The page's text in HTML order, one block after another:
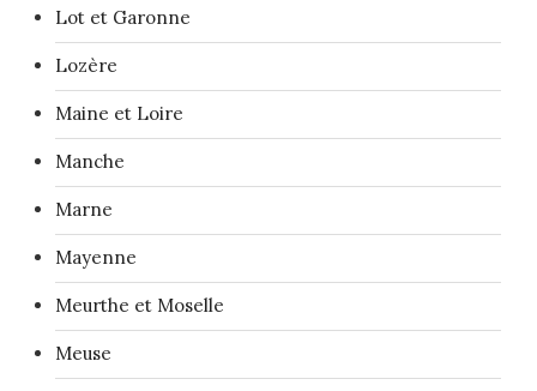
Lot et Garonne
Lozère
Maine et Loire
Manche
Marne
Mayenne
Meurthe et Moselle
Meuse